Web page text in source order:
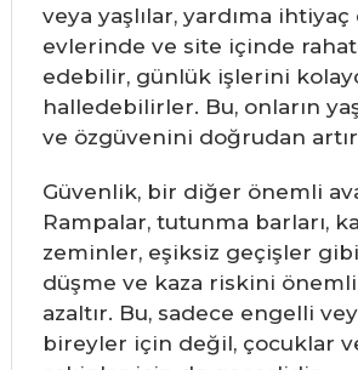
veya yaşlılar, yardıma
evlerinde ve site içinde
edebilir, günlük işlerini
halledebilirler. Bu, onların
ve özgüvenini doğrudan
Güvenlik, bir diğer önemli
Rampalar, tutunma barları,
zeminler, eşiksiz geçişler
düşme ve kaza riskini
azaltır. Bu, sadece engelli
bireyler için değil, çocuklar